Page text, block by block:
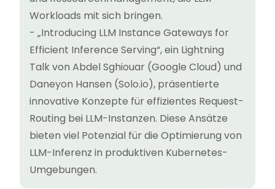
Workloads mit sich bringen.
- „Introducing LLM Instance Gateways for
Efficient Inference Serving“, ein Lightning
Talk von Abdel Sghiouar (Google Cloud) und
Daneyon Hansen (Solo.io), präsentierte
innovative Konzepte für effizientes Request-
Routing bei LLM-Instanzen. Diese Ansätze
bieten viel Potenzial für die Optimierung von
LLM-Inferenz in produktiven Kubernetes-
Umgebungen.